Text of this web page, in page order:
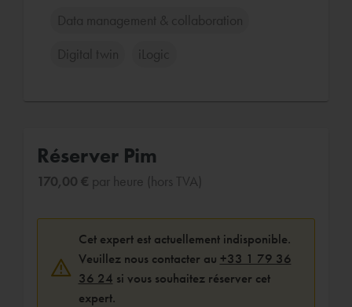
Data management & collaboration
Digital twin iLogic
Réserver Pim
170,00 € par heure (hors TVA)
Cet expert est actuellement indisponible.
Veuillez nous contacter au +33 1 79 36
36 24 si vous souhaitez réserver cet
expert.